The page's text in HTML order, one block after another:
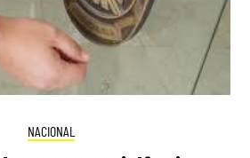
NACIONAL